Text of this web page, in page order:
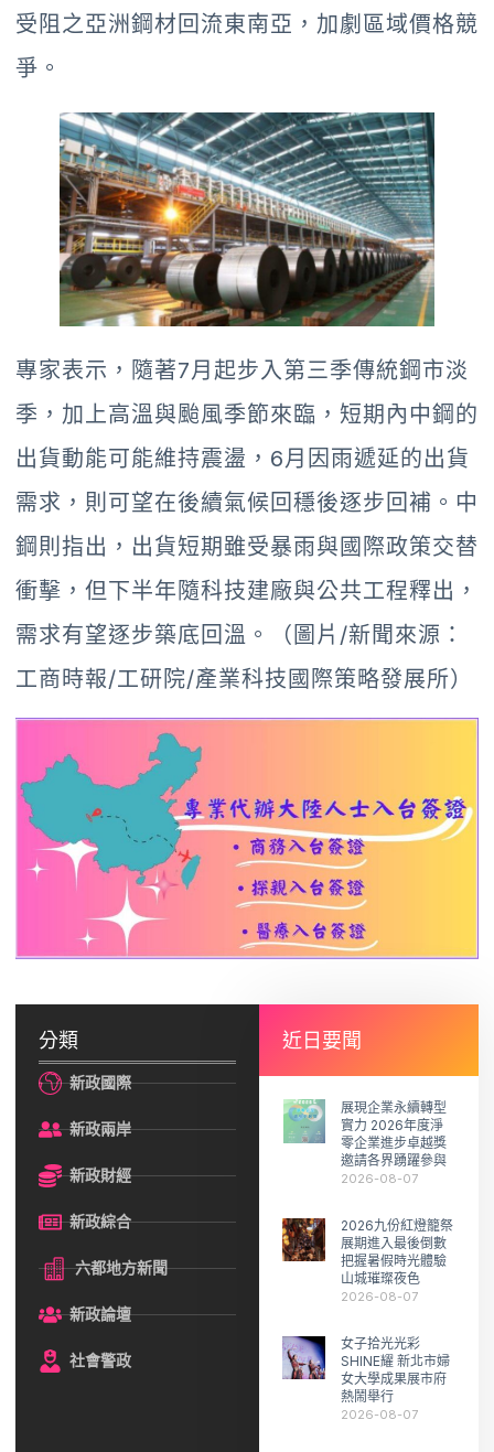
受阻之亞洲鋼材回流東南亞，加劇區域價格競
爭。
專家表示，隨著7月起步入第三季傳統鋼市淡
季，加上高溫與颱風季節來臨，短期內中鋼的
出貨動能可能維持震盪，6月因雨遞延的出貨
需求，則可望在後續氣候回穩後逐步回補。中
鋼則指出，出貨短期雖受暴雨與國際政策交替
衝擊，但下半年隨科技建廠與公共工程釋出，
需求有望逐步築底回溫。（圖片/新聞來源：
工商時報/工研院/產業科技國際策略發展所）
分類
新政國際
新政兩岸
新政財經
新政綜合
六都地方新聞
新政論壇
社會警政
近日要聞
展現企業永續轉型
實力 2026年度淨
零企業進步卓越獎
邀請各界踴躍參與
2026-08-07
2026九份紅燈籠祭
展期進入最後倒數
把握暑假時光體驗
山城璀璨夜色
2026-08-07
女子拾光光彩
SHINE耀 新北市婦
女大學成果展市府
熱鬧舉行
2026-08-07